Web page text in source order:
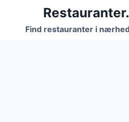
indholdFind restauranter i